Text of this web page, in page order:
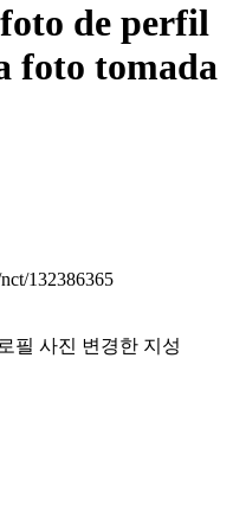
de perfil
foto tomada
132386365